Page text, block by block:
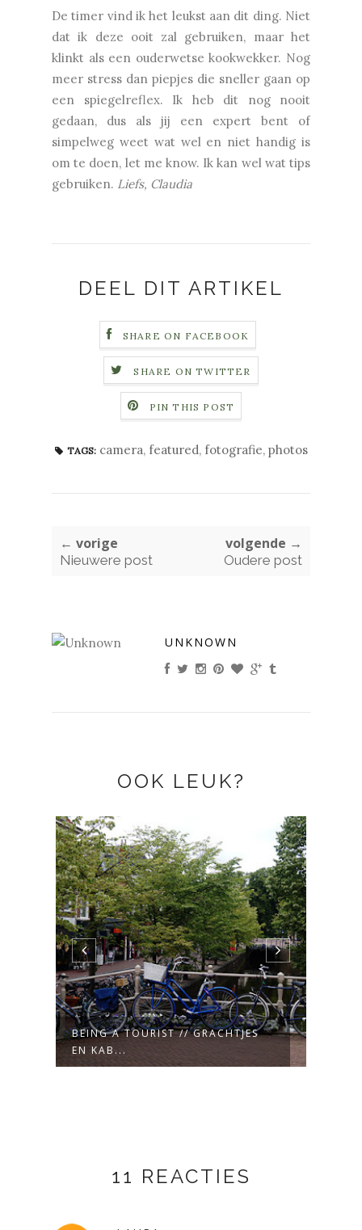
De timer vind ik het leukst aan dit ding. Niet
dat ik deze ooit zal gebruiken, maar het
klinkt als een ouderwetse kookwekker. Nog
meer stress dan piepjes die sneller gaan op
een spiegelreflex. Ik heb dit nog nooit
gedaan, dus als jij een expert bent of
simpelweg weet wat wel en niet handig is
om te doen, let me know. Ik kan wel wat tips
gebruiken. Liefs, Claudia
DEEL DIT ARTIKEL
SHARE ON FACEBOOK
SHARE ON TWITTER
PIN THIS POST
TAGS: camera, featured, fotografie, photos
← vorige
Nieuwere post
volgende →
Oudere post
UNKNOWN
OOK LEUK?
BEING A TOURIST // GRACHTJES
EN KAB...
11 REACTIES